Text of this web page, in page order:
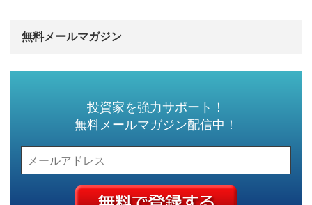
無料メールマガジン
投資家を強力サポート！
無料メールマガジン配信中！